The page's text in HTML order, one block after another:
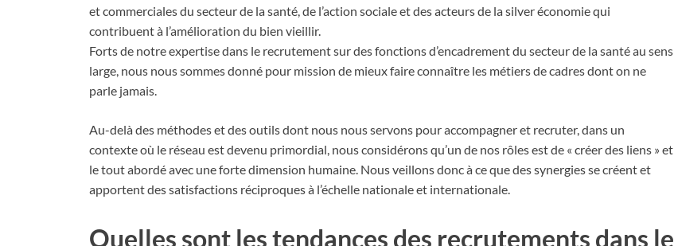
et commerciales du secteur de la santé, de l’action sociale et des acteurs de la silver économie qui
contribuent à l’amélioration du bien vieillir.
Forts de notre expertise dans le recrutement sur des fonctions d’encadrement du secteur de la santé au sens
large, nous nous sommes donné pour mission de mieux faire connaître les métiers de cadres dont on ne
parle jamais.
Au-delà des méthodes et des outils dont nous nous servons pour accompagner et recruter, dans un
contexte où le réseau est devenu primordial, nous considérons qu’un de nos rôles est de « créer des liens » et
le tout abordé avec une forte dimension humaine. Nous veillons donc à ce que des synergies se créent et
apportent des satisfactions réciproques à l’échelle nationale et internationale.
Quelles sont les tendances des recrutements dans le